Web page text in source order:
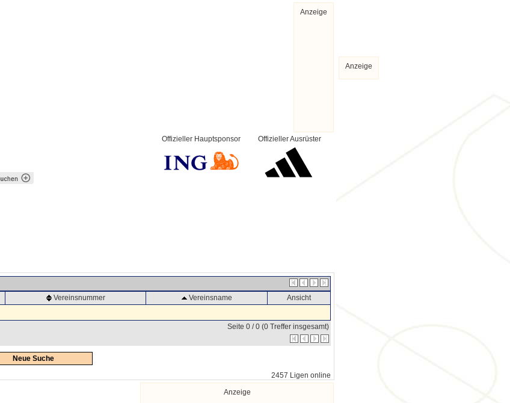
Anzeige
Offizieller Ausrüster
Offizieller Hauptsponsor
Vereinsnummer Vereinsname Ansicht
Seite 0 / 0 (0 Treffer insgesamt)
Neue Suche
2457 Ligen online
Anzeige
Anzeige